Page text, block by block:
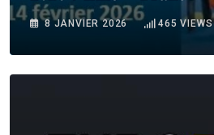
8 JANVIER 2026 465 VIEWS